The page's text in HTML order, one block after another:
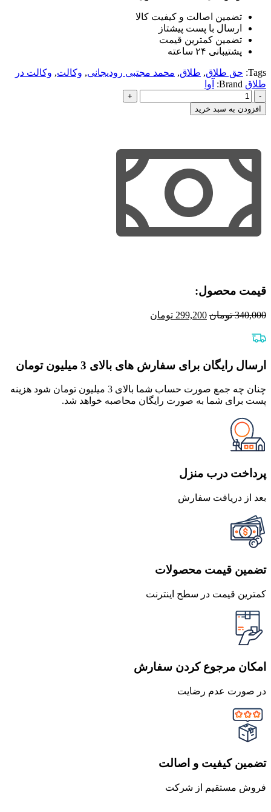
تضمین اصالت و کیفیت کالا
ارسال با پست پیشتاز
تضمین کمترین قیمت
پشتیبانی ۲۴ ساعته
Tags: حق طلاق, طلاق, محمد مجتبی رودیجانی, وکالت, وکالت در
طلاق Brand:
آوا
وکالت
در
طلاق
افزودن به سبد خرید
قیمت محصول:​
340,000 تومان قیمت
299,200 تومان
ارسال رایگان برای سفارش های بالای 3 میلیون تومان
چنان چه جمع صورت حساب شما بالای 3 میلیون تومان شود هزینه
پست برای شما به صورت رایگان محاصبه خواهد شد.
پرداخت درب منزل
بعد از دریافت سفارش
تضمین قیمت محصولات
کمترین قیمت در سطح اینترنت
امکان مرجوع کردن سفارش
در صورت عدم رضایت
تضمین کیفیت و اصالت
فروش مستقیم از شرکت